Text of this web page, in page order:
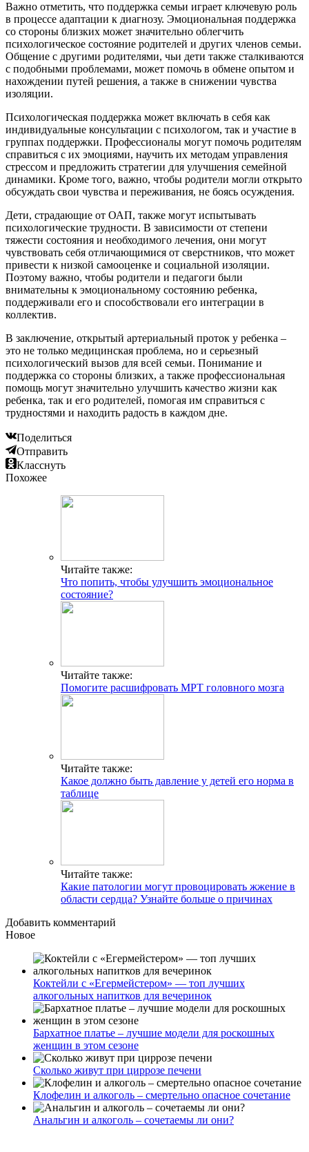
Важно отметить, что поддержка семьи играет ключевую роль
в процессе адаптации к диагнозу. Эмоциональная поддержка
со стороны близких может значительно облегчить
психологическое состояние родителей и других членов семьи.
Общение с другими родителями, чьи дети также сталкиваются
с подобными проблемами, может помочь в обмене опытом и
нахождении путей решения, а также в снижении чувства
изоляции.
Психологическая поддержка может включать в себя как
индивидуальные консультации с психологом, так и участие в
группах поддержки. Профессионалы могут помочь родителям
справиться с их эмоциями, научить их методам управления
стрессом и предложить стратегии для улучшения семейной
динамики. Кроме того, важно, чтобы родители могли открыто
обсуждать свои чувства и переживания, не боясь осуждения.
Дети, страдающие от ОАП, также могут испытывать
психологические трудности. В зависимости от степени
тяжести состояния и необходимого лечения, они могут
чувствовать себя отличающимися от сверстников, что может
привести к низкой самооценке и социальной изоляции.
Поэтому важно, чтобы родители и педагоги были
внимательны к эмоциональному состоянию ребенка,
поддерживали его и способствовали его интеграции в
коллектив.
В заключение, открытый артериальный проток у ребенка –
это не только медицинская проблема, но и серьезный
психологический вызов для всей семьи. Понимание и
поддержка со стороны близких, а также профессиональная
помощь могут значительно улучшить качество жизни как
ребенка, так и его родителей, помогая им справиться с
трудностями и находить радость в каждом дне.
Поделиться
Отправить
Класснуть
Похожее
Читайте также:
Что попить, чтобы улучшить эмоциональное
состояние?
Читайте также:
Помогите расшифровать МРТ головного мозга
Читайте также:
Какое должно быть давление у детей его норма в
таблице
Читайте также:
Какие патологии могут провоцировать жжение в
области сердца? Узнайте больше о причинах
Добавить комментарий
Новое
Коктейли с «Егермейстером» — топ лучших
алкогольных напитков для вечеринок
Бархатное платье – лучшие модели для роскошных
женщин в этом сезоне
Сколько живут при циррозе печени
Клофелин и алкоголь – смертельно опасное сочетание
Анальгин и алкоголь – сочетаемы ли они?